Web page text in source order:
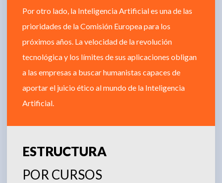
Por otro lado, la Inteligencia Artificial es una de las
prioridades de la Comisión Europea para los
próximos años. La velocidad de la revolución
tecnológica y los límites de sus aplicaciones obligan
a las empresas a buscar humanistas capaces de
aportar el juicio ético al mundo de la Inteligencia
Artificial.
ESTRUCTURA
POR CURSOS